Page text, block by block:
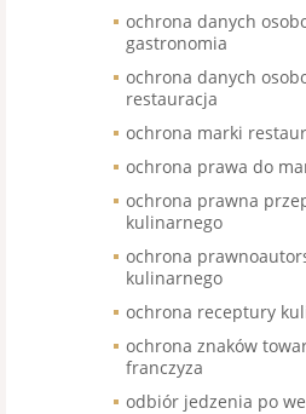
ochrona danych
gastronomia
ochrona danych
restauracja
ochrona marki
ochrona prawa do
ochrona prawna
kulinarnego
ochrona
kulinarnego
ochrona receptury
ochrona znaków
franczyza
odbiór jedzenia po